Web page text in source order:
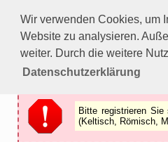
Wir verwenden Cookies, um
Website zu analysieren.
weiter. Durch die weitere
Datenschutzerklärung
Bitte registrieren Sie sich
Als Gast können Sie z.B.
Bitte registrieren
(Keltisch, Römisch,